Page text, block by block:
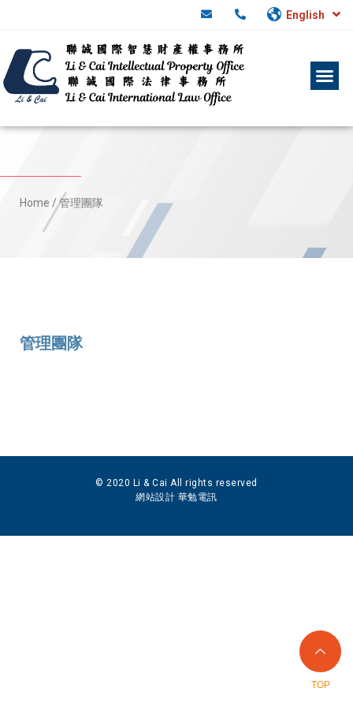
English
Home / 管理團隊
管理團隊
© 2020 Li & Cai All rights reserved
網站設計 華勉電訊
TOP